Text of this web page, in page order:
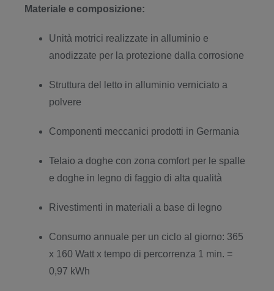
Materiale e composizione:
Unità motrici realizzate in alluminio e
anodizzate per la protezione dalla corrosione
Struttura del letto in alluminio verniciato a
polvere
Componenti meccanici prodotti in Germania
Telaio a doghe con zona comfort per le spalle
e doghe in legno di faggio di alta qualità
Rivestimenti in materiali a base di legno
Consumo annuale per un ciclo al giorno: 365
x 160 Watt x tempo di percorrenza 1 min. =
0,97 kWh